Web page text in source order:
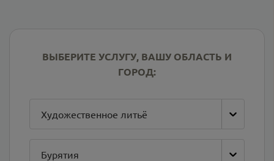
ВЫБЕРИТЕ УСЛУГУ, ВАШУ ОБЛАСТЬ И
ГОРОД:
Художественное литьё
Бурятия